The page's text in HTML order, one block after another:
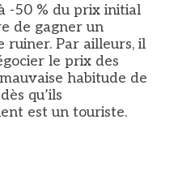
-50 % du prix initial
de gagner un
ruiner. Par ailleurs, il
le prix des
habitude de
qu’ils
est un touriste.